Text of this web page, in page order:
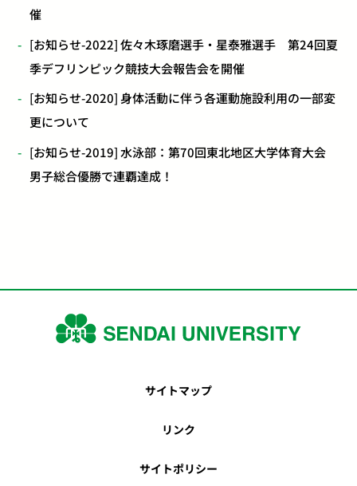
催
[お知らせ-2022] 佐々木琢磨選手・星泰雅選手 第24回夏
季デフリンピック競技大会報告会を開催
[お知らせ-2020] 身体活動に伴う各運動施設利用の一部変
更について
[お知らせ-2019] 水泳部：第70回東北地区大学体育大会
男子総合優勝で連覇達成！
サイトマップ
リンク
サイトポリシー